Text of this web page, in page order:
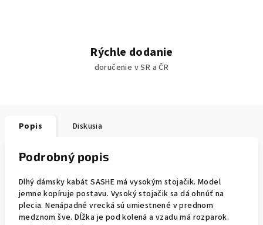
Rýchle dodanie
doručenie v SR a ČR
Popis Diskusia
Podrobný popis
Dlhý dámsky kabát SASHE má vysokým stojačik. Model
jemne kopíruje postavu. Vysoký stojačik sa dá ohnúť na
plecia. Nenápadné vrecká sú umiestnené v prednom
medznom šve. Dĺžka je pod kolená a vzadu má rozparok.